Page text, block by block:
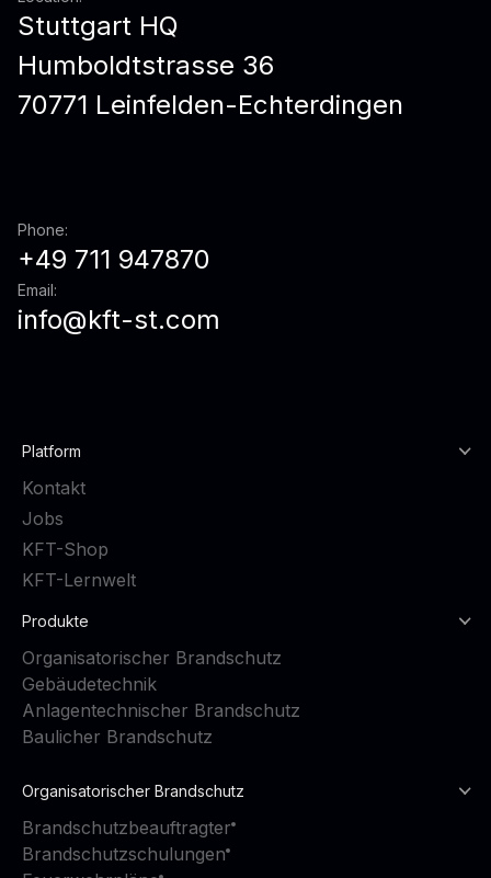
Stuttgart HQ
Humboldtstrasse 36
70771 Leinfelden-Echterdingen
Phone:
+49 711 947870
Email:
info@kft-st.com
Platform
Kontakt
Jobs
KFT-Shop
KFT-Lernwelt
Produkte
Organisatorischer Brandschutz
Gebäudetechnik
Anlagentechnischer Brandschutz
Baulicher Brandschutz
Organisatorischer Brandschutz
Brandschutzbeauftragter
Brandschutzschulungen